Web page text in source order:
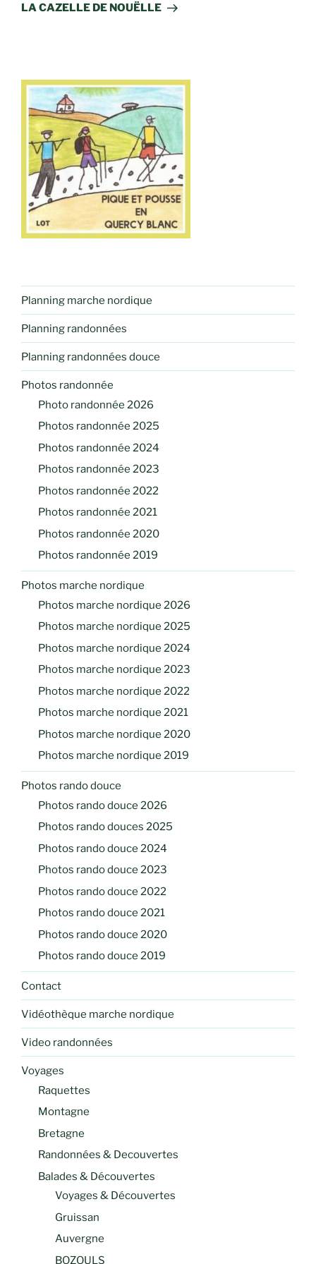
suivant
LA CAZELLE DE NOUËLLE
Planning marche nordique
Planning randonnées
Planning randonnées douce
Photos randonnée
Photo randonnée 2026
Photos randonnée 2025
Photos randonnée 2024
Photos randonnée 2023
Photos randonnée 2022
Photos randonnée 2021
Photos randonnée 2020
Photos randonnée 2019
Photos marche nordique
Photos marche nordique 2026
Photos marche nordique 2025
Photos marche nordique 2024
Photos marche nordique 2023
Photos marche nordique 2022
Photos marche nordique 2021
Photos marche nordique 2020
Photos marche nordique 2019
Photos rando douce
Photos rando douce 2026
Photos rando douces 2025
Photos rando douce 2024
Photos rando douce 2023
Photos rando douce 2022
Photos rando douce 2021
Photos rando douce 2020
Photos rando douce 2019
Contact
Vidéothèque marche nordique
Video randonnées
Voyages
Raquettes
Montagne
Bretagne
Randonnées & Decouvertes
Balades & Découvertes
Voyages & Découvertes
Gruissan
Auvergne
BOZOULS